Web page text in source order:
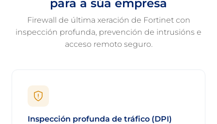
para a súa empresa
Firewall de última xeración de Fortinet con
inspección profunda, prevención de intrusións e
acceso remoto seguro.
Inspección profunda de tráfico (DPI)